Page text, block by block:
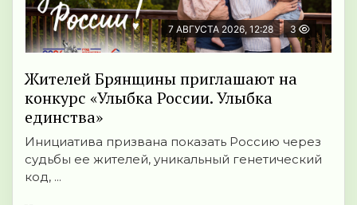
7 АВГУСТА 2026, 12:28 3
Жителей Брянщины приглашают на
конкурс «Улыбка России. Улыбка
единства»
Инициатива призвана показать Россию через
судьбы ее жителей, уникальный генетический
код, ...